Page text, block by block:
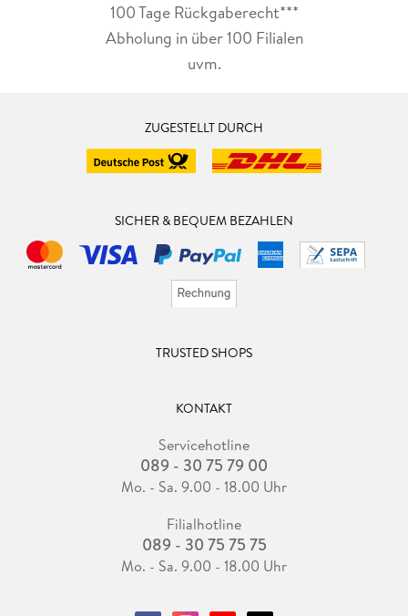
100 Tage Rückgaberecht***
Abholung in über 100 Filialen
uvm.
ZUGESTELLT DURCH
SICHER & BEQUEM BEZAHLEN
TRUSTED SHOPS
KONTAKT
Servicehotline
089 - 30 75 79 00
Mo. - Sa. 9.00 - 18.00 Uhr
Filialhotline
089 - 30 75 75 75
Mo. - Sa. 9.00 - 18.00 Uhr